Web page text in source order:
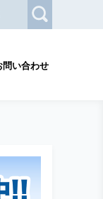
問い合わせ